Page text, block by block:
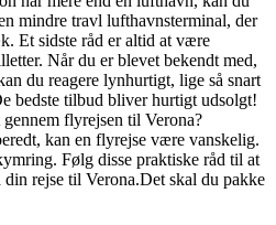
mindre travl lufthavnsterminal, der
Et sidste råd er altid at være
Når du er blevet bekendt med,
du reagere lynhurtigt, lige så snart
bedste tilbud bliver hurtigt udsolgt!
flyrejsen til Verona?
kan en flyrejse være vanskelig.
Følg disse praktiske råd til at
din rejse til Verona.Det skal du pakke